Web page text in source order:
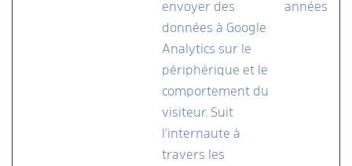
envoyer des
données à Google
Analytics sur le
périphérique et le
comportement du
visiteur. Suit
l'internaute à
travers les
années